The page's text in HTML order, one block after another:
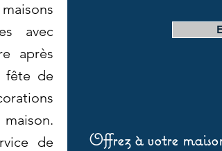
avec
après
fête de
de
Offrez à votre